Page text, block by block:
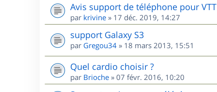
Avis support de téléphone pour VTT
par krivine » 17 déc. 2019, 14:27
support Galaxy S3
par Gregou34 » 18 mars 2013, 15:51
Quel cardio choisir ?
par Brioche » 07 févr. 2016, 10:20